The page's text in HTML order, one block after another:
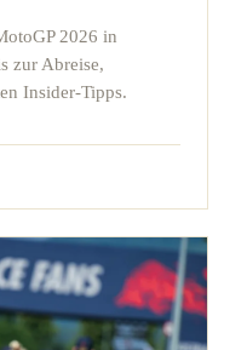
2026 in
zur Abreise,
Insider-Tipps.